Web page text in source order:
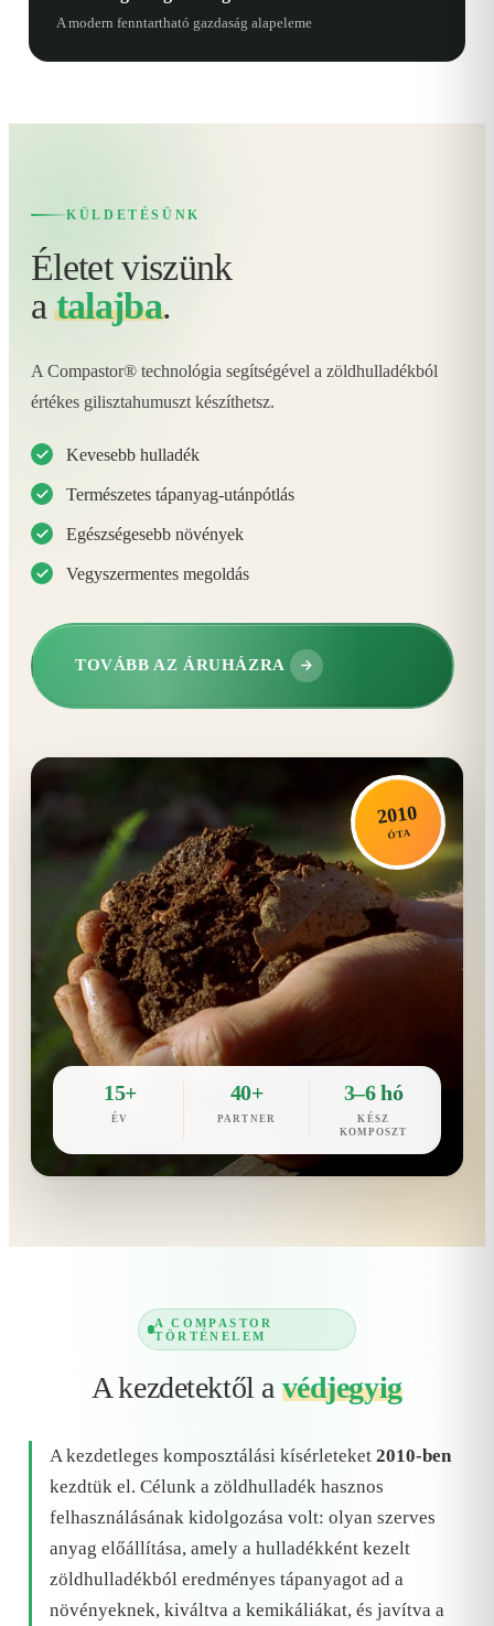
A modern fenntartható gazdaság alapeleme
KÜLDETÉSÜNK
Életet viszünk
atalajba.
A Compastor® technológia segítségével a zöldhulladékból
értékes gilisztahumuszt készíthetsz.
Kevesebb hulladék
Természetes tápanyag-utánpótlás
Egészségesebb növények
Vegyszermentes megoldás
TOVÁBB AZ ÁRUHÁZRA
2010
ÓTA
15+
ÉV
40+
PARTNER
3–6 hó
KÉSZ
KOMPOSZT
A COMPASTOR
TÖRTÉNELEM
A kezdetektől a védjegyig
A kezdetleges komposztálási kísérleteket 2010-ben
kezdtük el. Célunk a zöldhulladék hasznos
felhasználásának kidolgozása volt: olyan szerves
anyag előállítása, amely a hulladékként kezelt
zöldhulladékból eredményes tápanyagot ad a
növényeknek, kiváltva a kemikáliákat, és javítva a